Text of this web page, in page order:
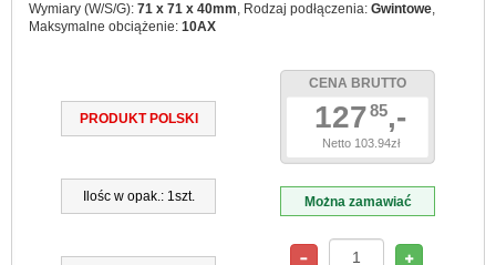
Wymiary (W/S/G): 71 x 71 x 40mm, Rodzaj podłączenia: Gwintowe,
Maksymalne obciążenie: 10AX
PRODUKT POLSKI
Ilośc w opak.: 1szt.
CENA BRUTTO
12785,-
Netto 103.94zł
Można zamawiać